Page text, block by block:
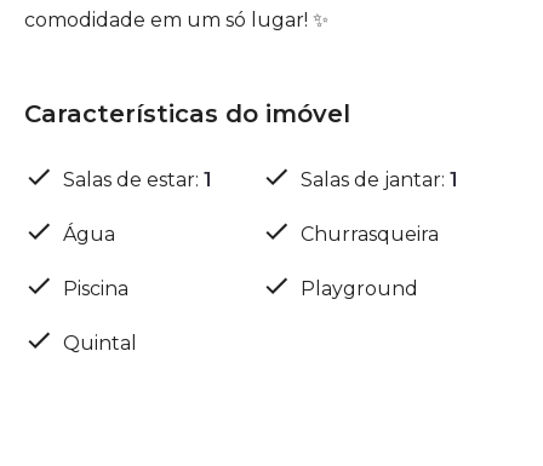
comodidade em um só lugar! ✨
Características do imóvel
Salas de estar: 1 Salas de jantar: 1
Água Churrasqueira
Piscina Playground
Quintal